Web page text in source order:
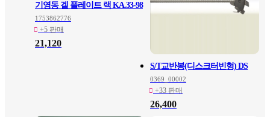
기영동 겔 플레이트 랙 KA.33-98
1753862776
+5 판매
21,120
S/T교반봉(디스크터빈형) DS
0369_00002
+33 판매
26,400